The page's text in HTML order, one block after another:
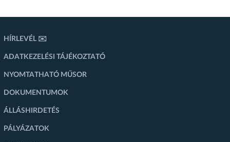
HÍRLEVÉL ✉️
ADATKEZELÉSI TÁJÉKOZTATÓ
NYOMTATHATÓ MŰSOR
DOKUMENTUMOK
ÁLLÁSHIRDETÉS
PÁLYÁZATOK